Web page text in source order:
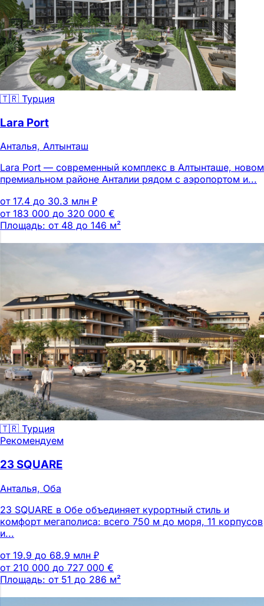
🇹🇷 Турция
Lara Port
Анталья, Алтынташ
Lara Port — современный комплекс в Алтынташе, новом
премиальном районе Анталии рядом с аэропортом и...
от 17.4 до 30.3 млн ₽
от 183 000 до 320 000 €
Площадь: от 48 до 146 м²
🇹🇷 Турция
Рекомендуем
23 SQUARE
Анталья, Оба
23 SQUARE в Обе объединяет курортный стиль и
комфорт мегаполиса: всего 750 м до моря, 11 корпусов
и...
от 19.9 до 68.9 млн ₽
от 210 000 до 727 000 €
Площадь: от 51 до 286 м²